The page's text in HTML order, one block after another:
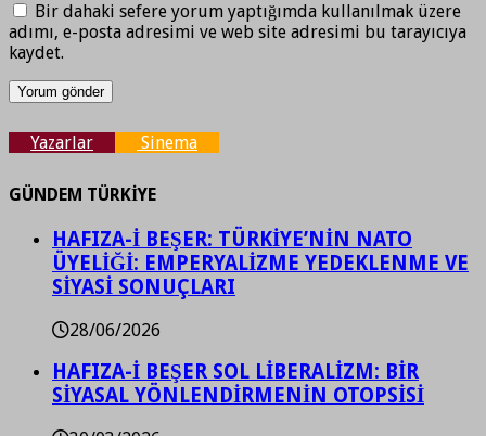
Bir dahaki sefere yorum yaptığımda kullanılmak üzere
adımı, e-posta adresimi ve web site adresimi bu tarayıcıya
kaydet.
Yazarlar Sinema
GÜNDEM TÜRKİYE
HAFIZA-İ BEŞER: TÜRKİYE’NİN NATO
ÜYELİĞİ: EMPERYALİZME YEDEKLENME VE
SİYASİ SONUÇLARI
28/06/2026
HAFIZA-İ BEŞER SOL LİBERALİZM: BİR
SİYASAL YÖNLENDİRMENİN OTOPSİSİ